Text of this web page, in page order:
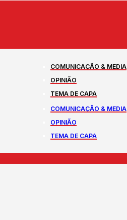
COMUNICAÇÃO & MEDIA
OPINIÃO
TEMA DE CAPA
COMUNICAÇÃO & MEDIA
OPINIÃO
TEMA DE CAPA